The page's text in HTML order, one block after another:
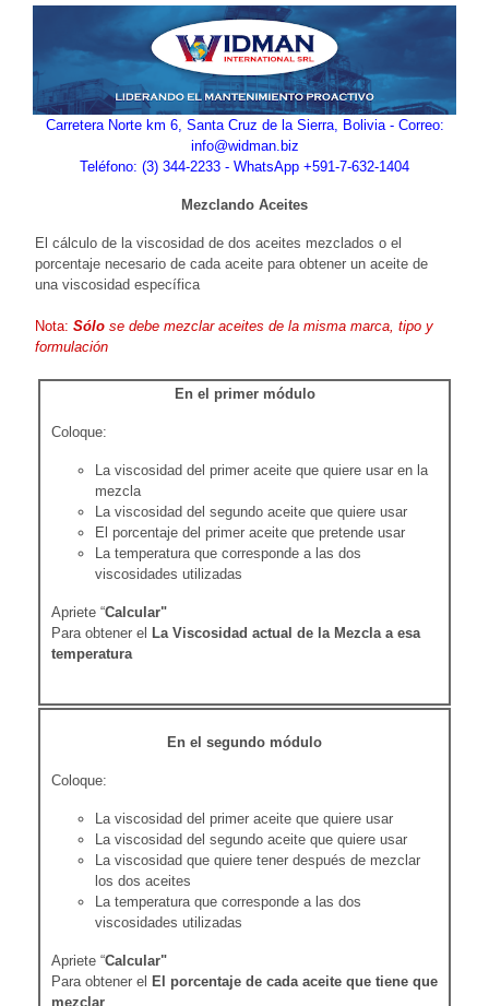
Carretera Norte km 6, Santa Cruz de la Sierra, Bolivia - Correo:
info@widman.biz
Teléfono: (3) 344-2233 - WhatsApp +591-7-632-1404
Mezclando Aceites
El cálculo de la viscosidad de dos aceites mezclados o el
porcentaje necesario de cada aceite para obtener un aceite de
una viscosidad específica
Nota: Sólo se debe mezclar aceites de la misma marca, tipo y
formulación
En el primer módulo
Coloque:
La viscosidad del primer aceite que quiere usar en la
mezcla
La viscosidad del segundo aceite que quiere usar
El porcentaje del primer aceite que pretende usar
La temperatura que corresponde a las dos
viscosidades utilizadas
Apriete “Calcular"
Para obtener el
La Viscosidad actual de la Mezcla a esa
temperatura
En el segundo módulo
Coloque:
La viscosidad del primer aceite que quiere usar
La viscosidad del segundo aceite que quiere usar
La viscosidad que quiere tener después de mezclar
los dos aceites
La temperatura que corresponde a las dos
viscosidades utilizadas
Apriete “Calcular"
Para obtener el El porcentaje de cada aceite que tiene que
mezclar